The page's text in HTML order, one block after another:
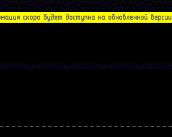
скоро будет доступна на обновленной версии